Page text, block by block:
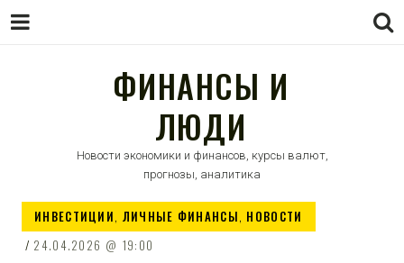
ФИНАНСЫ И
ЛЮДИ
Новости экономики и финансов, курсы валют,
прогнозы, аналитика
ИНВЕСТИЦИИ, ЛИЧНЫЕ ФИНАНСЫ, НОВОСТИ
24.04.2026
19:00